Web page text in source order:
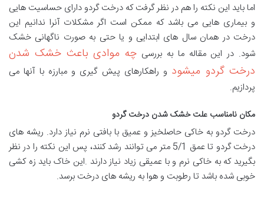
اما باید این نکته را هم در نظر گرفت که درخت گردو دارای حساسیت هایی
و بیماری هایی می باشد که ممکن است اگر مشکلات آنرا ندانیم این
درخت در همان سال های ابتدایی و یا حتی به صورت ناگهانی خشک
شود. در این مقاله ما به بررسی چه موادی باعث خشک شدن
درخت گردو میشود و راهکارهای پیش گیری و مبارزه با آنها می
پردازیم.
مکان نامناسب علت خشک شدن درخت گردو
درخت گردو به خاکی حاصلخیز و عمیق با بافتی نرم نیاز دارد. ریشه های
درخت گردو تا عمق 5/1 متر می توانند رشد کنند، پس این نکته را در نظر
بگیرید که به خاکی نرم و با عمیقی زیاد نیاز دارند .این خاک باید زه کشی
خوبی شده باشد تا رطوبت و هوا به ریشه های درخت برسد.